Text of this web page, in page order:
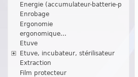
Energie (accumulateur-batterie-p
Enrobage
Ergonomie
ergonomique...
Etuve
Etuve, incubateur, stérilisateur
Extraction
Film protecteur